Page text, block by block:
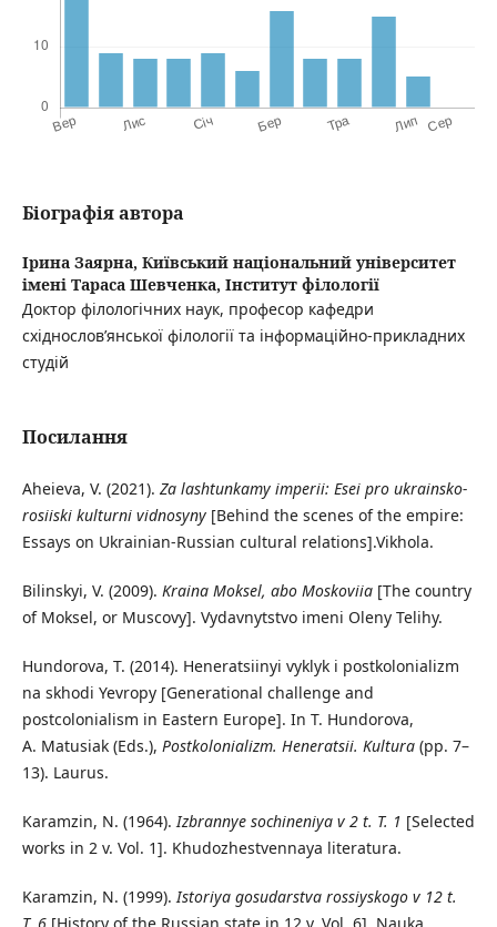
Біографія автора
Ірина Заярна, Київський національний університет
імені Тараса Шевченка, Інститут філології
Доктор філологічних наук, професор кафедри
східнослов’янської філології та інформаційно-прикладних
студій
Посилання
Aheieva, V. (2021). Za lashtunkamy imperii: Esei pro ukrainsko-
rosiiski kulturni vidnosyny[Behind the scenes of the empire:
Essays on Ukrainian-Russian cultural relations].Vikhola.
Bilinskyi, V. (2009). Kraina Moksel, abo Moskoviia[The country
of Moksel, or Muscovy]. Vydavnytstvo imeni Oleny Telihy.
Hundorova, T. (2014). Heneratsiinyi vyklyk i postkolonializm
na skhodi Yevropy [Generational challenge and
postcolonialism in Eastern Europe]. In T. Hundorova,
A. Matusiak (Eds.), Postkolonializm. Heneratsii. Kultura(pp. 7–
13). Laurus.
Karamzin, N. (1964).Izbrannye sochineniya v 2 t. T. 1 [Selected
works in 2 v. Vol. 1]. Khudozhestvennaya literatura.
Karamzin, N. (1999).Istoriya gosudarstva rossiyskogo v 12 t.